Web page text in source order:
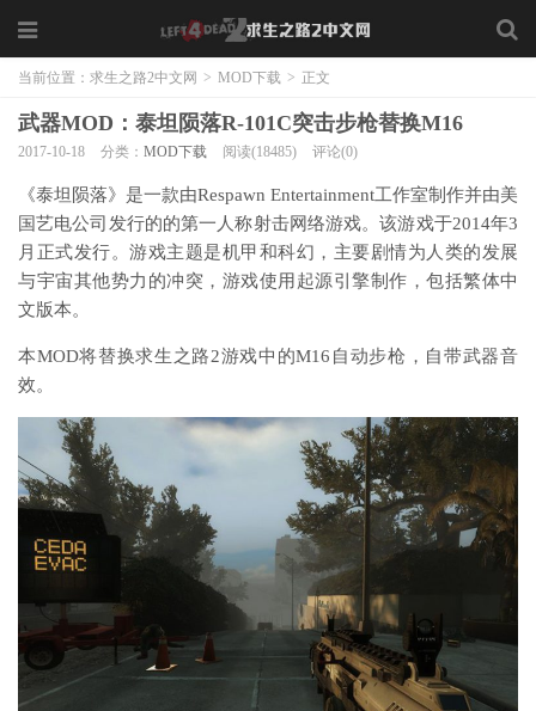
当前位置： 求生之路2中文网 > MOD下载 > 正文
武器MOD：泰坦陨落R-101C突击步枪替换M16
2017-10-18 分类： MOD下载 阅读(18485) 评论(0)
《泰坦陨落》是一款由Respawn Entertainment工作室制作并由美
国艺电公司发行的的第一人称射击网络游戏。该游戏于2014年3
月正式发行。游戏主题是机甲和科幻，主要剧情为人类的发展
与宇宙其他势力的冲突，游戏使用起源引擎制作，包括繁体中
文版本。
本MOD将替换求生之路2游戏中的M16自动步枪，自带武器音
效。